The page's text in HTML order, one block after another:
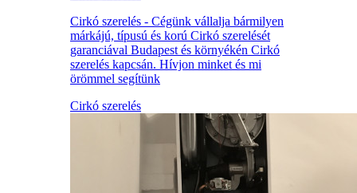
Cirkó szerelés - Cégünk vállalja bármilyen
márkájú, típusú és korú Cirkó szerelését
garanciával Budapest és környékén Cirkó
szerelés kapcsán. Hívjon minket és mi
örömmel segítünk
Cirkó szerelés